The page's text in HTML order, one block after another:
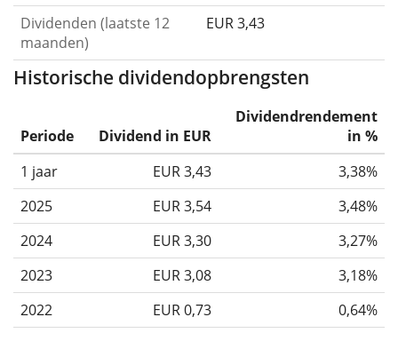
Dividenden (laatste 12
maanden)
EUR 3,43
Historische dividendopbrengsten
Periode Dividend in EUR
Dividendrendement
in %
1 jaar
EUR 3,43
3,38%
2025
EUR 3,54
3,48%
2024
EUR 3,30
3,27%
2023
EUR 3,08
3,18%
2022
EUR 0,73 0,64%